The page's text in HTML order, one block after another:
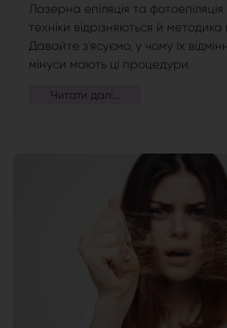
Лазерна епіляція та фотоепіляція
техніки відрізняються й
Давайте з'ясуємо, у чому їх
мінуси мають ці процедури.
Читати далі...